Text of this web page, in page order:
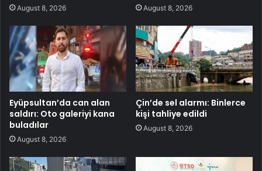
August 8, 2026 August 8, 2026
Eyüpsultan’da can alan
saldırı: Oto galeriyi kana
buladılar
August 8, 2026
Çin’de sel alarmı: Binlerce
kişi tahliye edildi
August 8, 2026